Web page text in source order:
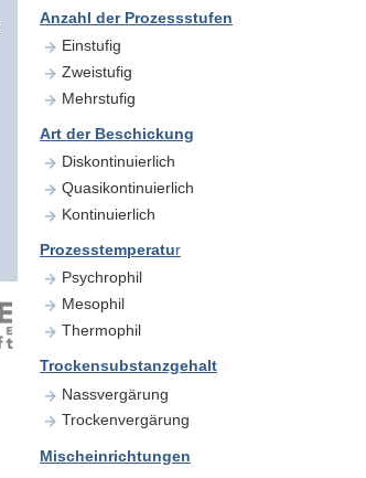
Anzahl der Prozessstufen
Einstufig
Zweistufig
Mehrstufig
Art der Beschickung
Diskontinuierlich
Quasikontinuierlich
Kontinuierlich
Prozesstemperatur
Psychrophil
Mesophil
Thermophil
Trockensubstanzgehalt
Nassvergärung
Trockenvergärung
Mischeinrichtungen